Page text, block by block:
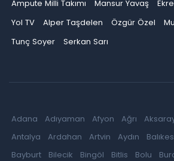
Ampute Milli Takımı
Mansur Yavaş
Yol TV
Alper Taşdelen Özgür Özel
Tunç Soyer
Serkan Sarı
Adana Adıyaman Afyon Ağrı
Antalya
Ardahan Artvin Aydın
Bayburt
Bilecik Bingöl Bitlis Bolu